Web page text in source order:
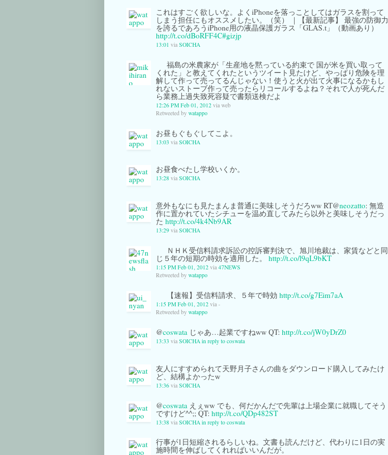
これはすごく欲しいな。よくiPhoneを落っことしてはガラスを割って
しまう担任にもオススメしたい。（笑） ｜【最新記事】 最強の防御力
を誇るであろうiPhone用の液晶保護ガラス「GLAS.t」（動画あり）
http://t.co/dBoRFF4C#gizjp
13:01 via SOICHA
福島の米農家が「生産地を黙っている約束で 国が米を買い取って
くれた」と教えてくれたというツイート見たけど、やっぱり危険を理
解して作って売ってるんじゃない！使うと火が出て火事になるかもし
れないストーブ作って売ったらリコールするよね？それで人が死んだ
ら業務上過失致死容疑で書類送検だよ
12:26 PM Feb 01, 2012 via web
Retweeted by watappo
お昼もぐもぐしてこよ。
13:03 via SOICHA
お昼食べたし学校いくか。
13:28 via SOICHA
意外もなにも見たまんま普通に美味しそうだろww RT@neozatto: 無造
作に置かれていたシチューを温め直してみたら以外と美味しそうだっ
た http://t.co/4k4Nb9AR
13:29 via SOICHA
ＮＨＫ受信料請求訴訟の控訴審判決で、旭川地裁は、家賃などと同
じ５年の短期の時効を適用した。 http://t.co/l9qL9bKT
1:15 PM Feb 01, 2012 via 47NEWS
Retweeted by watappo
【速報】受信料請求、５年で時効 http://t.co/g7Eim7aA
1:15 PM Feb 01, 2012 via -
Retweeted by watappo
@coswata じゃあ…起業ですねww QT: http://t.co/jW0yDrZ0
13:33 via SOICHA in reply to coswata
友人にすすめられて天野月子さんの曲をダウンロード購入してみたけ
ど、結構よかったw
13:36 via SOICHA
@coswata えぇww でも、何だかんだで先輩は上場企業に就職してそう
ですけど^^;; QT: http://t.co/QDp482ST
13:38 via SOICHA in reply to coswata
行事が1日短縮されるらしいね。文書も読んだけど、代わりに1日の実
施時間を伸ばしてくれればいいんだが。